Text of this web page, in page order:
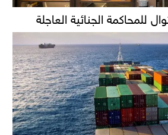
للمحاكمة الجنائية العاجلة